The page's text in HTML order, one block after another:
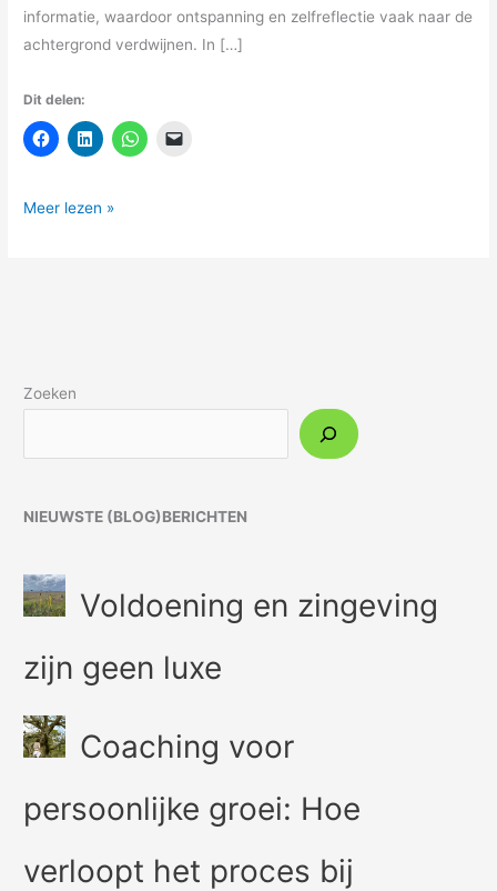
informatie, waardoor ontspanning en zelfreflectie vaak naar de
achtergrond verdwijnen. In […]
Dit delen:
Meer lezen »
Zoeken
NIEUWSTE (BLOG)BERICHTEN
Voldoening en zingeving
zijn geen luxe
Coaching voor
persoonlijke groei: Hoe
verloopt het proces bij